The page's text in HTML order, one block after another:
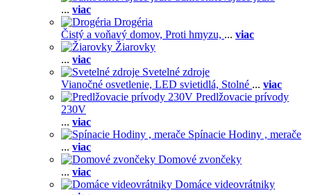
... viac
Drogéria
Čistý a voňavý domov, Proti hmyzu, ... viac
Žiarovky
... viac
Svetelné zdroje
Vianočné osvetlenie, LED svietidlá, Stolné ... viac
Predlžovacie prívody
230V
... viac
Spínacie Hodiny , merače
... viac
Domové zvončeky
... viac
Domáce videovrátniky